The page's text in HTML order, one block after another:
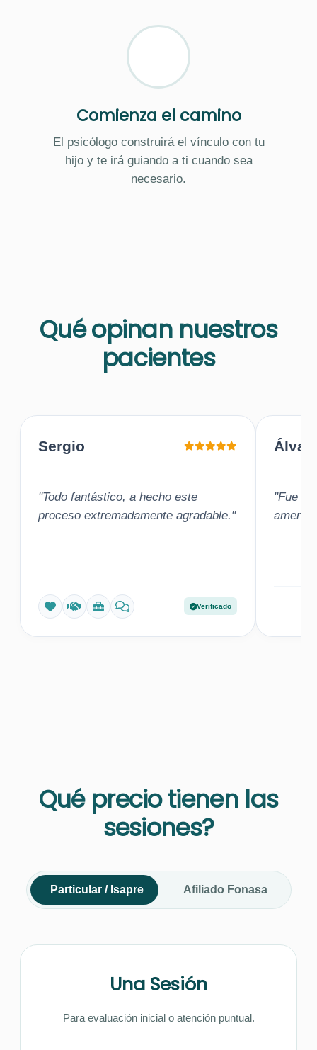
Comienza el camino
El psicólogo construirá el vínculo con tu
hijo y te irá guiando a ti cuando sea
necesario.
Qué opinan nuestros
pacientes
Sergio
"Todo fantástico, a hecho este
proceso extremadamente agradable."
Verificado
"Fue
amena"
Qué precio tienen las
sesiones?
Particular / Isapre Afiliado Fonasa
Una Sesión
Para evaluación inicial o atención puntual.